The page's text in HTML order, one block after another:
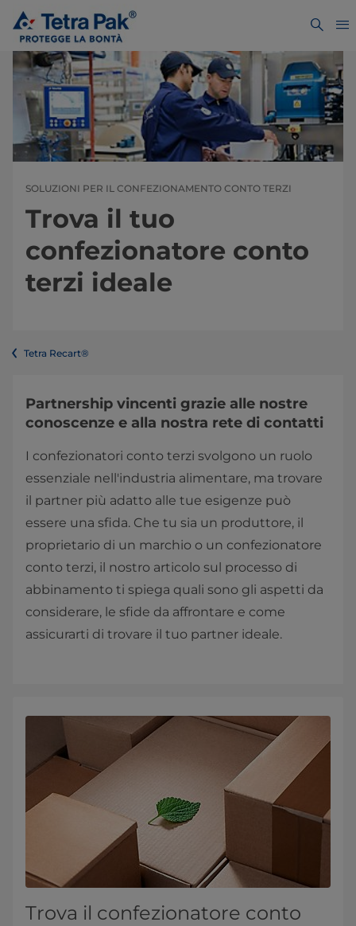
SOLUZIONI PER IL CONFEZIONAMENTO CONTO TERZI
Trova il tuo
confezionatore conto
terzi ideale
Tetra Recart®
Partnership vincenti grazie alle nostre
conoscenze e alla nostra rete di contatti
I confezionatori conto terzi svolgono un ruolo
essenziale nell'industria alimentare, ma trovare
il partner più adatto alle tue esigenze può
essere una sfida. Che tu sia un produttore, il
proprietario di un marchio o un confezionatore
conto terzi, il nostro articolo sul processo di
abbinamento ti spiega quali sono gli aspetti da
considerare, le sfide da affrontare e come
assicurarti di trovare il tuo partner ideale.
Trova il confezionatore conto